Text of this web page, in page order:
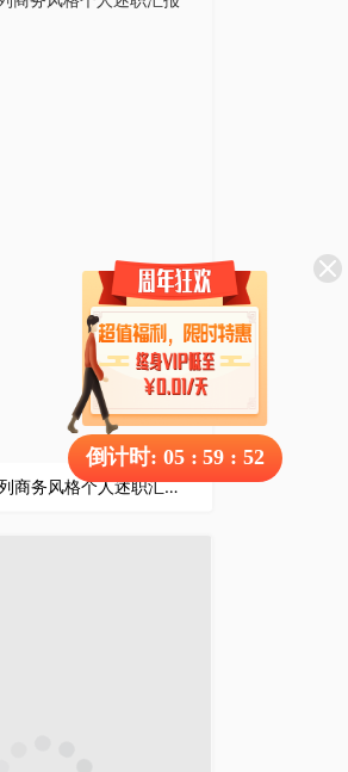
简洁中国风系列商务风格个人述职汇报PPT模板
倒计时: 05 : 59 : 51